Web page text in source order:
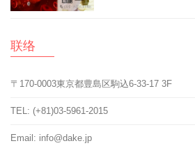
联络
〒170-0003東京都豊島区駒込6-33-17 3F
TEL: (+81)03-5961-2015
Email: info@dake.jp